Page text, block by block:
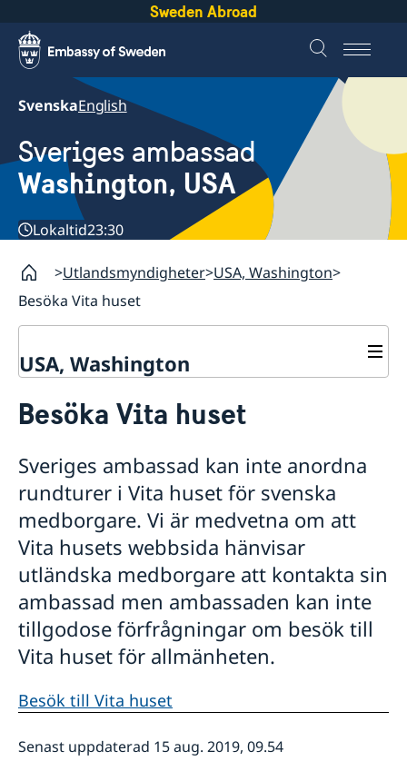
Sweden Abroad
SvenskaEnglish
Sveriges ambassad
Washington, USA
Lokaltid23:30
Utlandsmyndigheter USA, Washington
Besöka Vita huset
USA, Washington
Om oss
Praktiktjänstgöring
Dataskyddspolicy (GDPR)
Vi är en resurs för svenska företag
Team Sweden
Så kan du få stöd
Svenska företag i USA
Anmäl handelshinder
Främjarverksamhet
Aktuellt
Nyheter
Besök till Vita huset
Besöka Vita huset
Sveriges ambassad kan inte anordna
rundturer i Vita huset för svenska
medborgare. Vi är medvetna om att
Vita husets webbsida hänvisar
utländska medborgare att kontakta sin
ambassad men ambassaden kan inte
tillgodose förfrågningar om besök till
Vita huset för allmänheten.
Besök till Vita huset
Senast uppdaterad 15 aug. 2019, 09.54